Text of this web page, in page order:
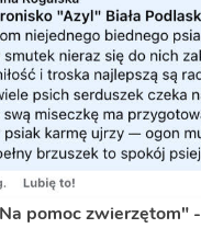
pomoc zwierzętom" -